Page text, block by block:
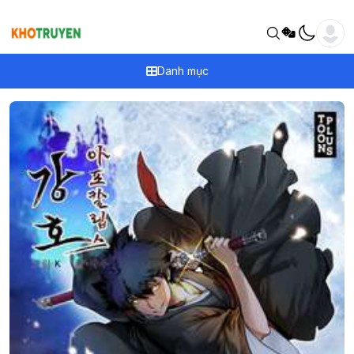
Danh mục